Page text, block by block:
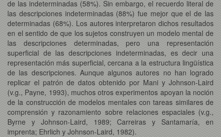
de las indeterminadas (58%). Sin embargo, el recuerdo literal de
las descripciones indeterminadas (88%) fue mejor que el de las
determinadas (68%). Los autores interpretaron dichos resultados
en el sentido de que los sujetos construyen un modelo mental de
las descripciones determinadas, pero una representación
superficial de las descripciones indeterminadas, es decir una
representación más superficial, cercana a la estructura lingüística
de las descripciones. Aunque algunos autores no han logrado
replicar el patrón de datos obtenido por Mani y Johnson-Laird
(v.g., Payne, 1993), muchos otros experimentos apoyan la noción
de la construcción de modelos mentales con tareas similares de
comprensión y razonamiento sobre relaciones espaciales (v.g.,
Byrne y Johnson-Laird, 1989; Carreiras y Santamaría, en
imprenta; Ehrlich y Johnson-Laird, 1982).